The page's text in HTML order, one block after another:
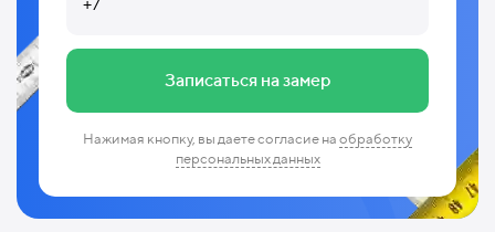
Записаться на замер
Нажимая кнопку, вы даете согласие на обработку
персональных данных